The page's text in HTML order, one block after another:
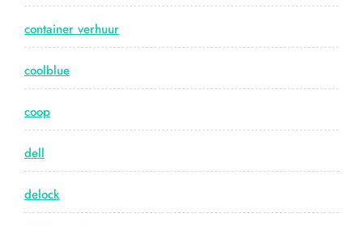
container verhuur
coolblue
coop
dell
delock